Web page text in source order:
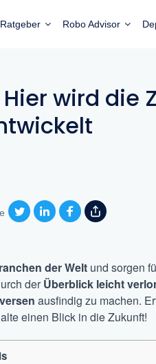
Ratgeber Robo Advisor
wird die
der Welt und sorgen
derÜberblick leicht
ausfindig zu machen.
einen Blick in die Zukunft!